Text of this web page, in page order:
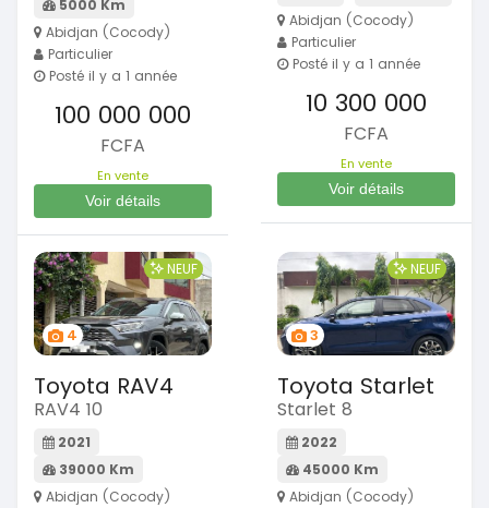
5000 Km
Abidjan (Cocody)
Particulier
Posté il y a 1 année
100 000 000
FCFA
En vente
Voir détails
Abidjan (Cocody)
Particulier
Posté il y a 1 année
10 300 000
FCFA
En vente
Voir détails
4
NEUF
Toyota RAV4
RAV4 10
2021
39000 Km
Abidjan (Cocody)
3
NEUF
Toyota Starlet
Starlet 8
2022
45000 Km
Abidjan (Cocody)